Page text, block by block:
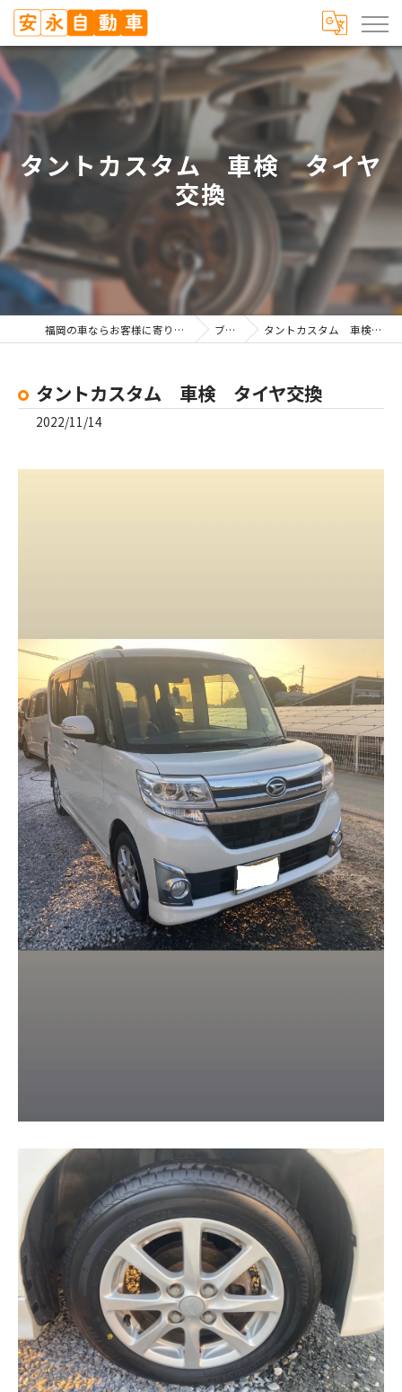
タントカスタム 車検 タイヤ
交換
福岡の車ならお客様に寄り添う安永自動車 ブログ タントカスタム 車検 タイヤ交換
タントカスタム 車検 タイヤ交換
2022/11/14